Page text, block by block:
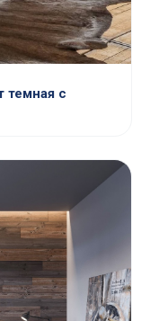
темная с